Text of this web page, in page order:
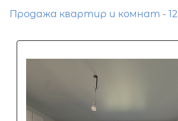
Продажа квартир и комнат - 12